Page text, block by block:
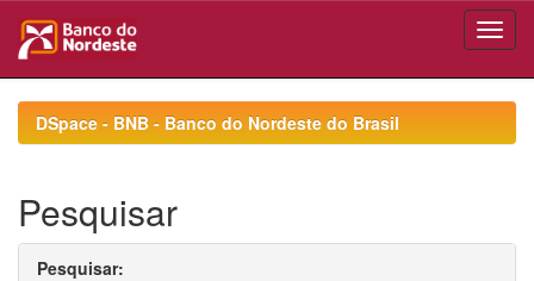
navigationDSpace - BNB - Banco do Nordeste do Brasil
Pesquisar
Pesquisar: